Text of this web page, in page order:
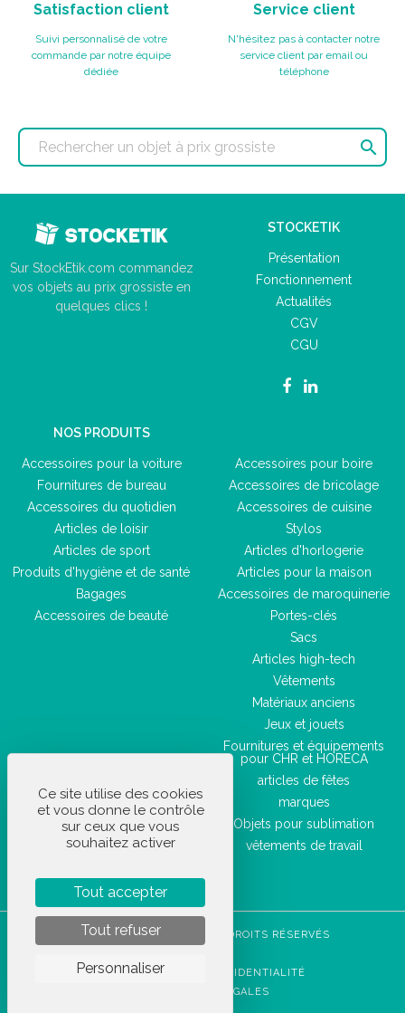
Satisfaction client
Suivi personnalisé de votre
commande par notre équipe
dédiée
Service client
N'hésitez pas à contacter notre
service client par email ou
téléphone

Sur StockEtik.com commandez
vos objets au prix grossiste en
quelques clics !
STOCKETIK
Présentation
Fonctionnement
Actualités
CGV
CGU
NOS PRODUITS
Accessoires pour la voiture
Fournitures de bureau
Accessoires du quotidien
Articles de loisir
Articles de sport
Produits d'hygiène et de santé
Bagages
Accessoires de beauté
Accessoires pour boire
Accessoires de bricolage
Accessoires de cuisine
Stylos
Articles d'horlogerie
Articles pour la maison
Accessoires de maroquinerie
Portes-clés
Sacs
Articles high-tech
Vêtements
Matériaux anciens
Jeux et jouets
Fournitures et équipements
pour CHR et HORECA
articles de fêtes
marques
Objets pour sublimation
vêtements de travail
STOCKETIK © 2023 - TOUS DROITS RÉSERVÉS
POLITIQUE DE CONFIDENTIALITÉ
MENTIONS LÉGALES
Ce site utilise des cookies
et vous donne le contrôle
sur ceux que vous
souhaitez activer
Tout accepter
Tout refuser
Personnaliser